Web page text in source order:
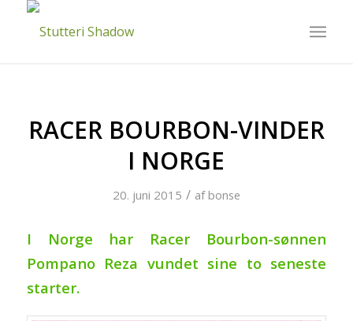
RACER BOURBON-VINDER
I NORGE
20. juni 2015 / afbonse
I Norge har Racer Bourbon-sønnen
Pompano Reza vundet sine to seneste
starter.